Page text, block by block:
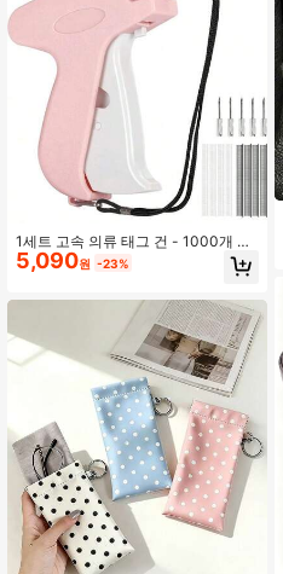
1세트 고속 의류 태그 건 - 1000개 바
브, 5개 바늘, DIY 의류 태그 제작, 의
류 가격표에 적합
5,090원 -23%